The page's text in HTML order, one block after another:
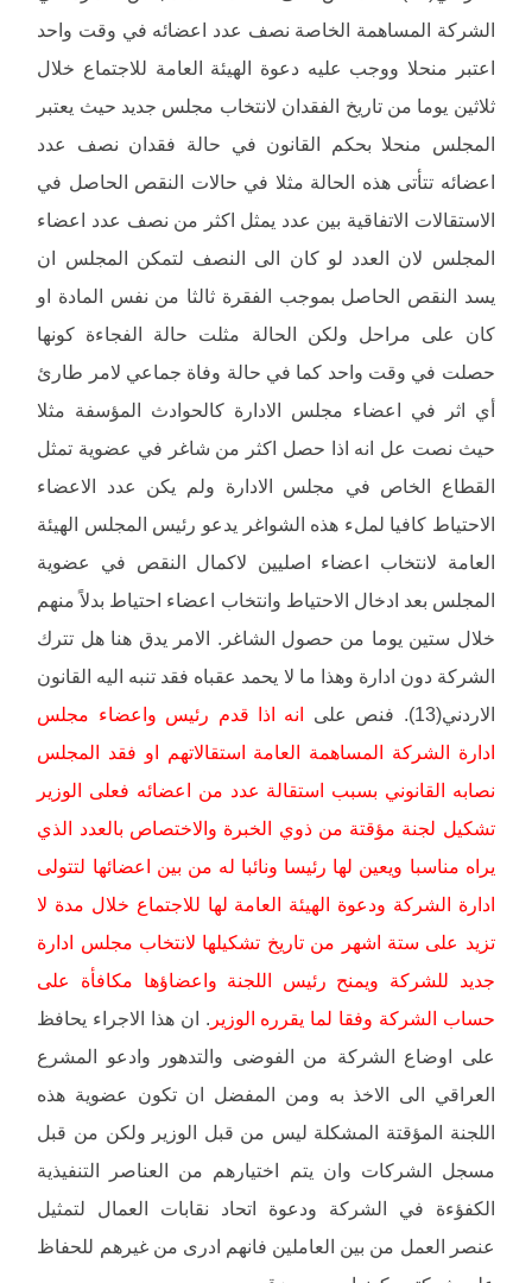
الشركة المساهمة الخاصة نصف عدد اعضائه في وقت واحد
اعتبر منحلا ووجب عليه دعوة الهيئة العامة للاجتماع خلال
ثلاثين يوما من تاريخ الفقدان لانتخاب مجلس جديد حيث يعتبر
المجلس منحلا بحكم القانون في حالة فقدان نصف عدد
اعضائه تتأتى هذه الحالة مثلا في حالات النقص الحاصل في
الاستقالات الاتفاقية بين عدد يمثل اكثر من نصف عدد اعضاء
المجلس لان العدد لو كان الى النصف لتمكن المجلس ان
يسد النقص الحاصل بموجب الفقرة ثالثا من نفس المادة او
كان على مراحل ولكن الحالة مثلت حالة الفجاءة كونها
حصلت في وقت واحد كما في حالة وفاة جماعي لامر طارئ
أي اثر في اعضاء مجلس الادارة كالحوادث المؤسفة مثلا
حيث نصت عل انه اذا حصل اكثر من شاغر في عضوية تمثل
القطاع الخاص في مجلس الادارة ولم يكن عدد الاعضاء
الاحتياط كافيا لملء هذه الشواغر يدعو رئيس المجلس الهيئة
العامة لانتخاب اعضاء اصليين لاكمال النقص في عضوية
المجلس بعد ادخال الاحتياط وانتخاب اعضاء احتياط بدلاً منهم
خلال ستين يوما من حصول الشاغر. الامر يدق هنا هل تترك
الشركة دون ادارة وهذا ما لا يحمد عقباه فقد تنبه اليه القانون
الاردني(13). فنص على
انه اذا قدم رئيس واعضاء مجلس
ادارة الشركة المساهمة العامة استقالاتهم او فقد المجلس
نصابه القانوني بسبب استقالة عدد من اعضائه فعلى الوزير
تشكيل لجنة مؤقتة من ذوي الخبرة والاختصاص بالعدد الذي
يراه مناسبا ويعين لها رئيسا ونائبا له من بين اعضائها لتتولى
ادارة الشركة ودعوة الهيئة العامة لها للاجتماع خلال مدة لا
تزيد على ستة اشهر من تاريخ تشكيلها لانتخاب مجلس ادارة
جديد للشركة ويمنح رئيس اللجنة واعضاؤها مكافأة على
حساب الشركة وفقا لما يقرره الوزير . ان هذا الاجراء يحافظ
على اوضاع الشركة من الفوضى والتدهور وادعو المشرع
العراقي الى الاخذ به ومن المفضل ان تكون عضوية هذه
اللجنة المؤقتة المشكلة ليس من قبل الوزير ولكن من قبل
مسجل الشركات وان يتم اختيارهم من العناصر التنفيذية
الكفؤءة في الشركة ودعوة اتحاد نقابات العمال لتمثيل
عنصر العمل من بين العاملين فانهم ادرى من غيرهم للحفاظ